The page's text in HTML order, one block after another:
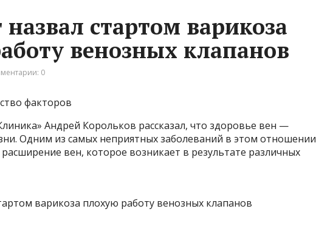
стартом варикоза
венозных клапанов
0
факторов
Андрей Корольков рассказал, что здоровье вен —
Одним из самых неприятных заболеваний в этом отношении
расширение вен, которое возникает в результате различных